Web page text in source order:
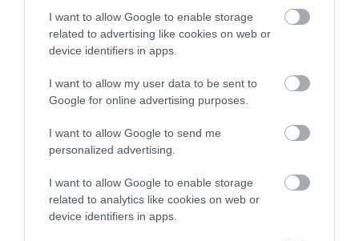
I want to allow Google to enable storage
related to advertising like cookies on web or
device identifiers in apps.
I want to allow my user data to be sent to
Google for online advertising purposes.
I want to allow Google to send me
personalized advertising.
I want to allow Google to enable storage
related to analytics like cookies on web or
device identifiers in apps.
Οι χώρες με τους περισσότερους
ηλικιωμένους – Σε ποια θέση
βρίσκεται η Ελλάδα
09.08.2026 | 18:00
Χαμός με πασίγνωστο
τραγουδιστή στην Εύβοια – Δείτε
Τέλος στις καθυστερήσεις για τις
πινακίδες κυκλοφορίας – Τι
αλλάζει με το νέο ψηφιακό
σύστημα